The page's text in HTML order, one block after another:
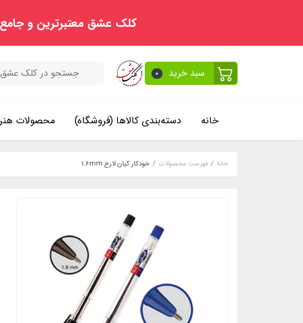
کلک عشق معتبرترین و
سبد خرید 0
خانه دسته‌بندی کالاها (فروشگاه) محصولات
خانه فهرست محصولات خودکار کیان لارج 1.6mm